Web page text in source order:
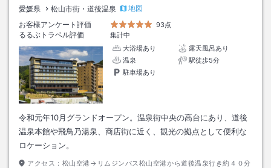
愛媛県 松山市街・道後温泉
地図
お客様アンケート評価
93点
るるぶトラベル評価
集計中
大浴場あり
露天風呂あり
温泉
駅徒歩5分
駐車場あり
令和元年10月グランドオープン。温泉街中央の高台にあり、道後
温泉本館や飛鳥乃湯泉、商店街に近く、観光の拠点として便利な
ロケーション。
アクセス： 松山空港→リムジンバス松山空港から道後温泉行き約４０分